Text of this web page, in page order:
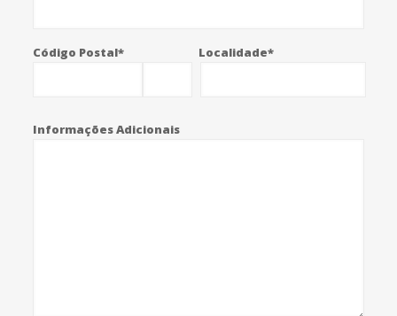
Código Postal* Localidade*
Informações Adicionais